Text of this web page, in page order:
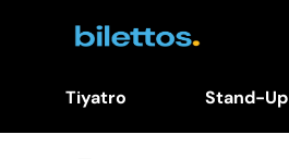
Tiyatro Stand-Up